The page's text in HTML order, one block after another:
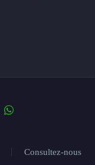
Consultez-nous